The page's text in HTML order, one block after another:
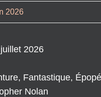
2026
2026
Fantastique,
Nolan